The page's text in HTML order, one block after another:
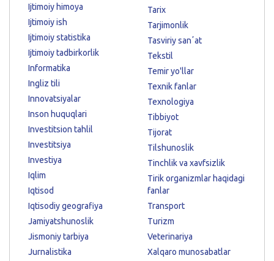
Ijtimoiy himoya
Ijtimoiy ish
Ijtimoiy statistika
Ijtimoiy tadbirkorlik
Informatika
Ingliz tili
Innovatsiyalar
Inson huquqlari
Investitsion tahlil
Investitsiya
Investiya
Iqlim
Iqtisod
Iqtisodiy geografiya
Jamiyatshunoslik
Jismoniy tarbiya
Jurnalistika
Tarix
Tarjimonlik
Tasviriy sanʼat
Tekstil
Temir yo'llar
Texnik fanlar
Texnologiya
Tibbiyot
Tijorat
Tilshunoslik
Tinchlik va xavfsizlik
Tirik organizmlar haqidagi
fanlar
Transport
Turizm
Veterinariya
Xalqaro munosabatlar